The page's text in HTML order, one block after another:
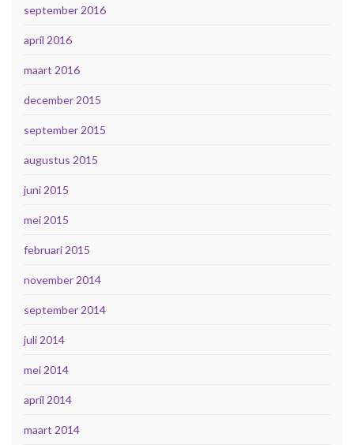
september 2016
april 2016
maart 2016
december 2015
september 2015
augustus 2015
juni 2015
mei 2015
februari 2015
november 2014
september 2014
juli 2014
mei 2014
april 2014
maart 2014